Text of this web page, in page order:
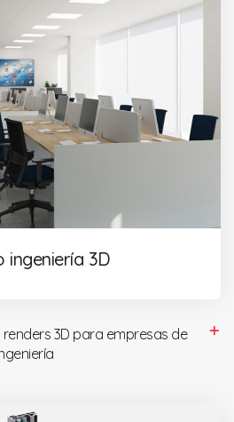
ingeniería 3D
3D para empresas de